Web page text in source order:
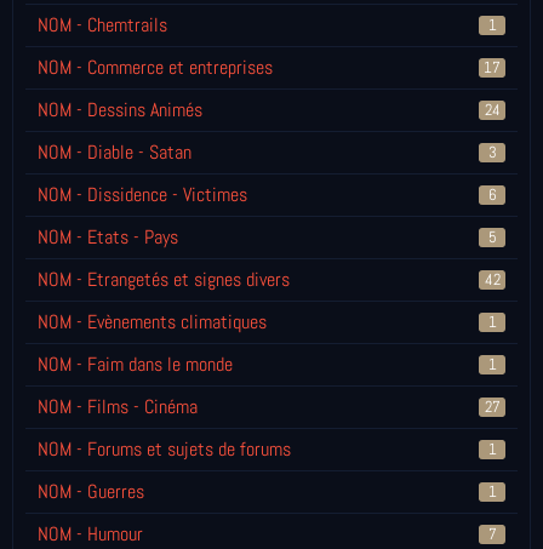
NOM - Chemtrails 1
NOM - Commerce et entreprises 17
NOM - Dessins Animés 24
NOM - Diable - Satan 3
NOM - Dissidence - Victimes 6
NOM - Etats - Pays 5
NOM - Etrangetés et signes divers 42
NOM - Evènements climatiques 1
NOM - Faim dans le monde 1
NOM - Films - Cinéma 27
NOM - Forums et sujets de forums 1
NOM - Guerres 1
NOM - Humour 7